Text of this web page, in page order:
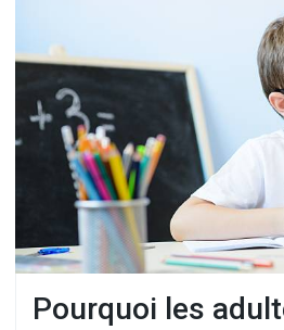
Pourquoi les